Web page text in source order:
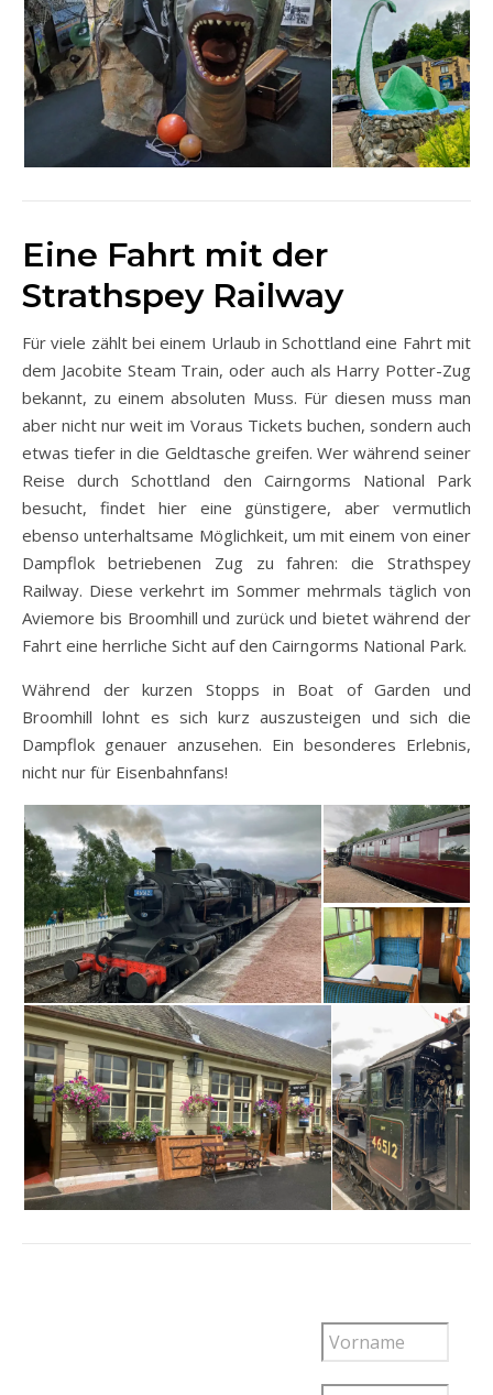
Eine Fahrt mit der
Strathspey Railway
Für viele zählt bei einem Urlaub in Schottland eine Fahrt mit
dem Jacobite Steam Train, oder auch als Harry Potter-Zug
bekannt, zu einem absoluten Muss. Für diesen muss man
aber nicht nur weit im Voraus Tickets buchen, sondern auch
etwas tiefer in die Geldtasche greifen. Wer während seiner
Reise durch Schottland den Cairngorms National Park
besucht, findet hier eine günstigere, aber vermutlich
ebenso unterhaltsame Möglichkeit, um mit einem von einer
Dampflok betriebenen Zug zu fahren: die Strathspey
Railway. Diese verkehrt im Sommer mehrmals täglich von
Aviemore bis Broomhill und zurück und bietet während der
Fahrt eine herrliche Sicht auf den Cairngorms National Park.
Während der kurzen Stopps in Boat of Garden und
Broomhill lohnt es sich kurz auszusteigen und sich die
Dampflok genauer anzusehen. Ein besonderes Erlebnis,
nicht nur für Eisenbahnfans!